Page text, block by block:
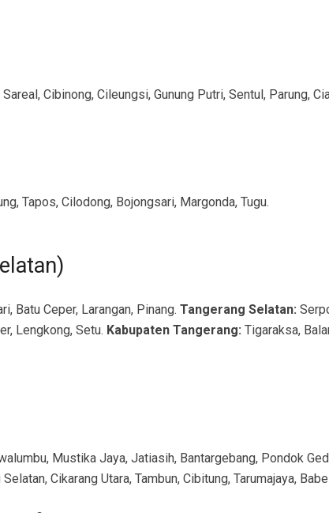
Cibinong, Cileungsi, Gunung Putri, Sentul, Parung,
Tapos, Cilodong, Bojongsari, Margonda, Tugu.
Batu Ceper, Larangan, Pinang. Tangerang Selatan:
Lengkong, Setu. Kabupaten Tangerang: Tigaraksa,
Mustika Jaya, Jatiasih, Bantargebang, Pondok
Cikarang Utara, Tambun, Cibitung, Tarumajaya,